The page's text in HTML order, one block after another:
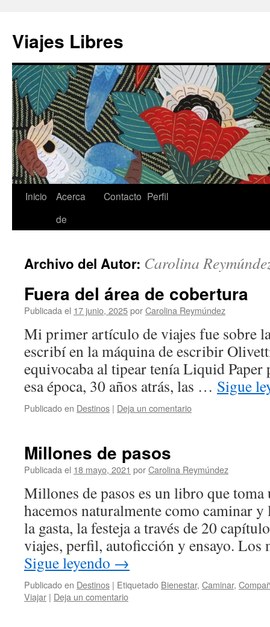
contenido
Viajes Libres
Inicio
Acerca
de
Contacto Perfil
Archivo del Autor: Carolina
Fuera del área de cobertura
Publicada el 17 junio, 2025porCarolina Reymúndez
Mi primer artículo de viajes fue sobre
escribí en la máquina de escribir
equivocaba al tipear tenía Liquid Paper
esa época, 30 años atrás, las … Sigue
Publicado en Destinos | Deja un comentario
Millones de pasos
Publicada el 18 mayo, 2021 porCarolina Reymúndez
Millones de pasos es un libro que toma
hacemos naturalmente como caminar
la gasta, la festeja a través de 20
viajes, perfil, autoficción y ensayo.
Sigue leyendo →
Publicado en Destinos | Etiquetado Bienestar, Caminar,
Viajar | Deja un comentario